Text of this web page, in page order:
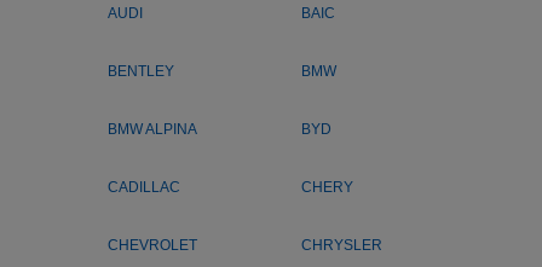
AUDI BAIC
BENTLEY BMW
BMW ALPINA BYD
CADILLAC CHERY
CHEVROLET CHRYSLER